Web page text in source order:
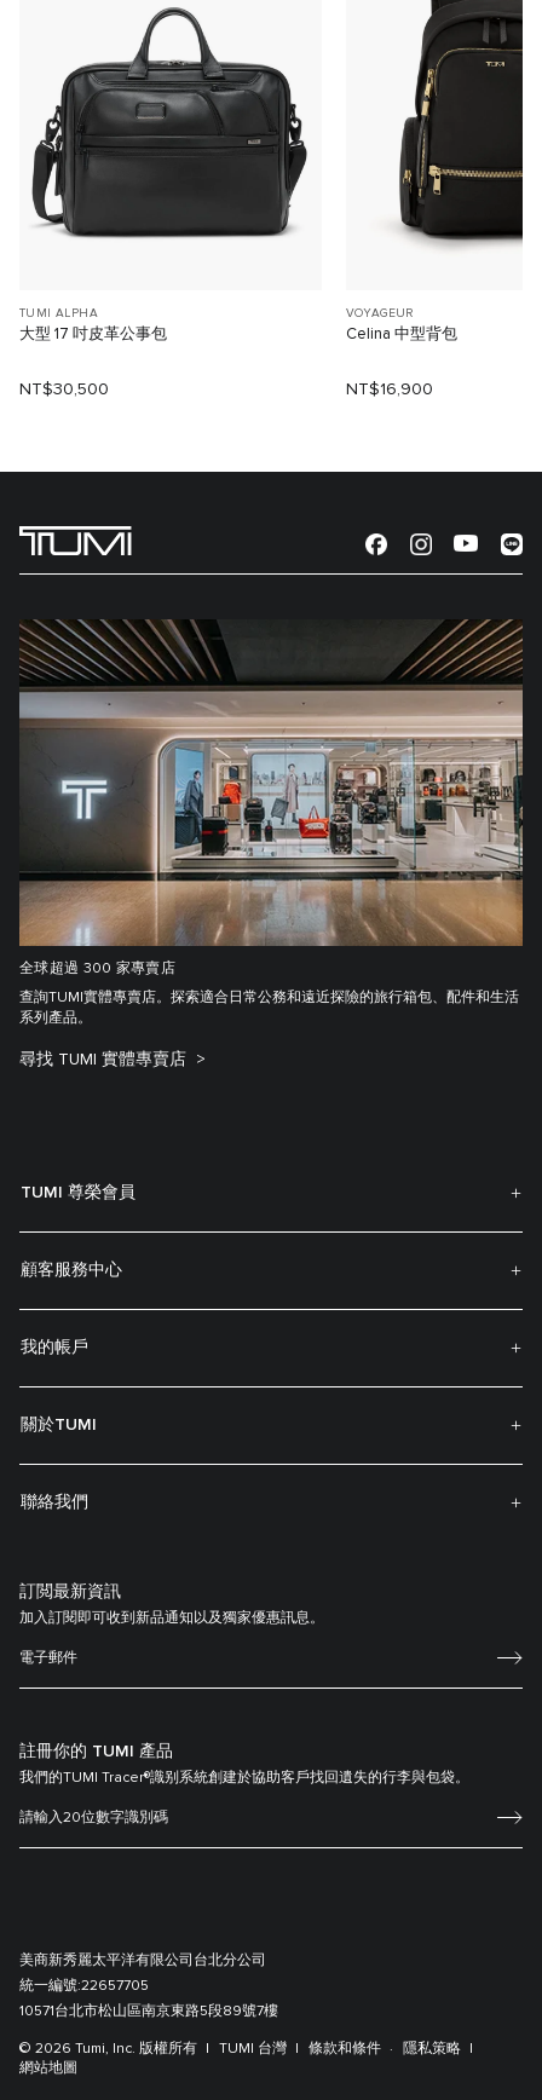
TUMI ALPHA
大型 17 吋皮革公事包
NT$30,500
VOYAGEUR
Celina 中型背包
NT$16,900
全球超過 300 家專賣店
查詢TUMI實體專賣店。探索適合日常公務和遠近探險的旅行箱包、配件和生活
系列產品。
尋找 TUMI 實體專賣店
TUMI 尊榮會員
顧客服務中心
我的帳戶
關於TUMI
聯絡我們
訂閲最新資訊
加入訂閱即可收到新品通知以及獨家優惠訊息。
註冊你的 TUMI 產品
我們的TUMI Tracer®識别系統創建於協助客戶找回遺失的行李與包袋。
美商新秀麗太平洋有限公司台北分公司
統一編號:22657705
10571台北市松山區南京東路5段89號7樓
© 2026 Tumi, Inc. 版權所有 TUMI 台灣 條款和條件
隱私策略
網站地圖